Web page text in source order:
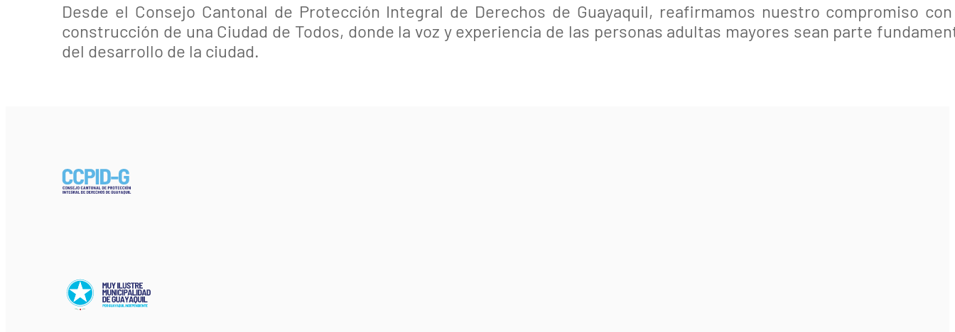
Desde el Consejo Cantonal de Protección Integral de Derechos de Guayaquil, reafirmamos nuestro compromiso
construcción de una Ciudad de Todos, donde la voz y experiencia de las personas adultas mayores sean parte
del desarrollo de la ciudad.